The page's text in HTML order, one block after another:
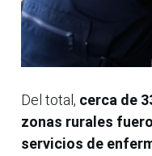
Del total, cerca de
zonas rurales
servicios de